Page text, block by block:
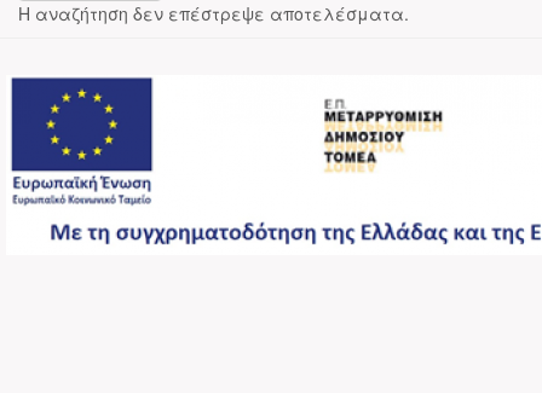
Η αναζήτηση δεν επέστρεψε αποτελέσματα.